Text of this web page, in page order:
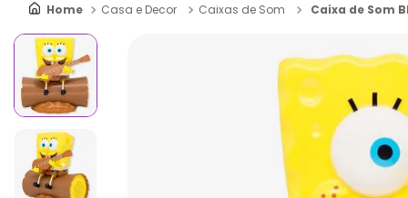
Casa e Decor Caixas de Som Caixa de Som